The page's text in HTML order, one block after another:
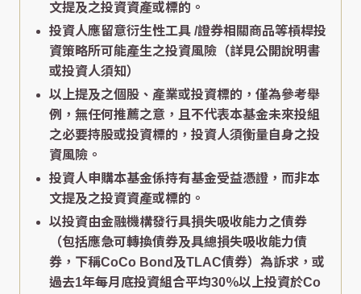
文提及之投資資產或標的。
投資人應留意衍生性工具 /證券相關商品等槓桿投
資策略所可能產生之投資風險（詳見公開說明書
或投資人須知）
以上提及之個股、產業或投資標的，僅為參考舉
例，無任何推薦之意，且不代表本基金未來投組
之必要持股或投資標的，投資人須衡量自身之投
資風險。
投資人申購本基金係持有基金受益憑證，而非本
文提及之投資資產或標的。
以投資由金融機構發行具損失吸收能力之債券
（包括應急可轉換債券及具總損失吸收能力債
券，下稱CoCo Bond及TLAC債券）為訴求，或
過去1年每月底投資組合平均30％以上投資於Co